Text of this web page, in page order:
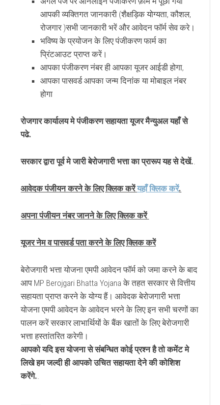
आपकी व्यक्तिगत जानकारी (शैक्षड़िक योग्यता, कौशल,
रोजगार )सभी जानकारी भरें और आवेदन फॉर्म सेव करे।
भविष्य के प्रयोजन के लिए पंजीकरण फार्म का
प्रिंटआउट प्राप्त करें।
आपका पंजीकरण नंबर ही आपका यूजर आईडी होगा,
आपका पासवर्ड आपका जन्म दिनांक या मोबाइल नंबर
होगा
रोजगार कार्यालय मे पंजीकरण सहायता यूजर मैन्युअल यहाँ से
पढे.
सरकार द्वारा पूर्व मे जारी बेरोजगारी भत्ता का प्रारूप यह से देखें..
आवेदक पंजीयन करने के लिए क्लिक करेंयहाँ क्लिक करें.
अपना पंजीयन नंबर जानने के लिए क्लिक करें
यूजर नेम व पासवर्ड पता करने के लिए क्लिक करें
बेरोजगारी भत्ता योजना एमपी आवेदन फॉर्म को जमा करने के बाद
आप MP Berojgari Bhatta Yojana के तहत सरकार से वित्तीय
सहायता प्राप्त करने के योग्य हैं। आवेदक बेरोजगारी भत्ता
योजना एमपी आवेदन के आवेदन भरने के लिए इन सभी चरणों का
पालन करें सरकार लाभार्थियों के बैंक खातों के लिए बेरोजगारी
भत्ता हस्तांतरित करेगी।
आपको यदि इस योजना से संबन्धित कोई प्रश्न है तो कमेंट मे
लिखे हम जल्दी ही आपको उचित सहायता देने की कोशिश
करेंगे..